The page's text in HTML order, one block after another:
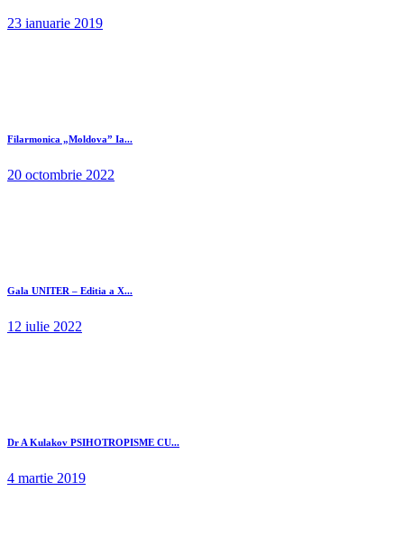
23 ianuarie 2019
Filarmonica „Moldova” Ia...
20 octombrie 2022
Gala UNITER – Editia a X...
12 iulie 2022
Dr A Kulakov PSIHOTROPISME CU...
4 martie 2019